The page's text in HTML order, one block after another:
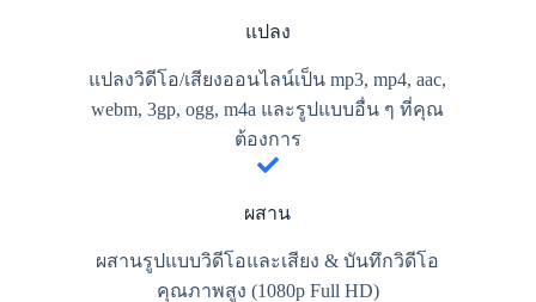
แปลง
แปลงวิดีโอ/เสียงออนไลน์เป็น mp3, mp4, aac,
webm, 3gp, ogg, m4a และรูปแบบอื่น ๆ ที่คุณ
ต้องการ
ผสาน
ผสานรูปแบบวิดีโอและเสียง & บันทึกวิดีโอ
คุณภาพสูง (1080p Full HD)